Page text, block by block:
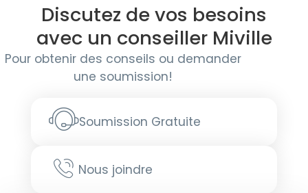
Discutez de vos besoins
avec un conseiller Miville
Pour obtenir des conseils ou demander
une soumission!
Soumission Gratuite
Nous joindre